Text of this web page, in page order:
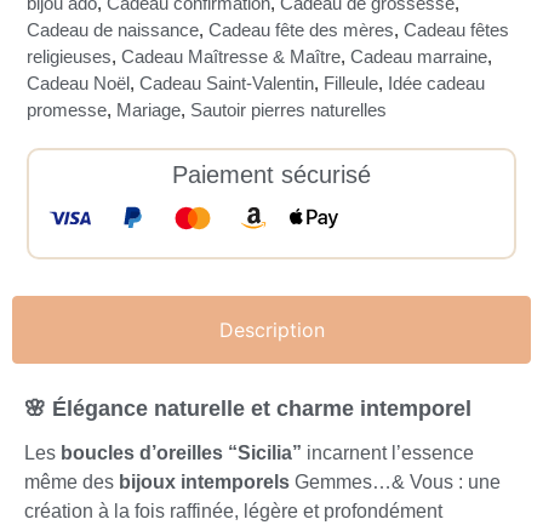
Cadeau de naissance,Cadeau fête des mères,Cadeau fêtes
religieuses,Cadeau Maîtresse & Maître,Cadeau marraine,
Cadeau Noël,Cadeau Saint-Valentin, Filleule, Idée cadeau
promesse, Mariage, Sautoir pierres naturelles
Paiement sécurisé
Description
🌸 Élégance naturelle et charme intemporel
Les boucles d’oreilles “Sicilia” incarnent l’essence
même des bijoux intemporels Gemmes…& Vous : une
création à la fois raffinée, légère et profondément